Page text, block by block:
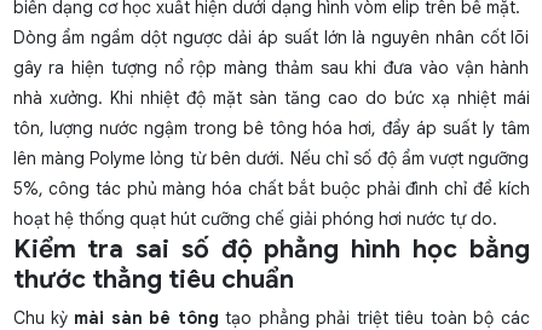
biến dạng cơ học xuất hiện dưới dạng hình vòm elip trên bề mặt.
Dòng ẩm ngầm dột ngược dải áp suất lớn là nguyên nhân cốt lõi
gây ra hiện tượng nổ rộp màng thảm sau khi đưa vào vận hành
nhà xưởng. Khi nhiệt độ mặt sàn tăng cao do bức xạ nhiệt mái
tôn, lượng nước ngậm trong bê tông hóa hơi, đẩy áp suất ly tâm
lên màng Polyme lỏng từ bên dưới. Nếu chỉ số độ ẩm vượt ngưỡng
5%, công tác phủ màng hóa chất bắt buộc phải đình chỉ để kích
hoạt hệ thống quạt hút cưỡng chế giải phóng hơi nước tự do.
Kiểm tra sai số độ phẳng hình học bằng
thước thẳng tiêu chuẩn
Chu kỳ mài sàn bê tông tạo phẳng phải triệt tiêu toàn bộ các